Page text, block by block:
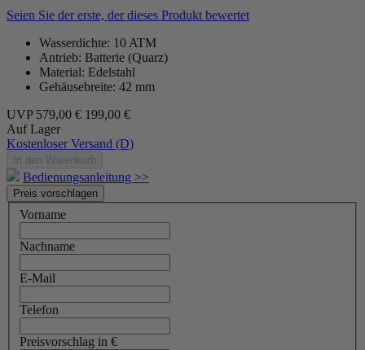
Seien Sie der erste, der dieses Produkt bewertet
Wasserdichte: 10 ATM
Antrieb: Batterie (Quarz)
Material: Edelstahl
Gehäusebreite: 42 mm
UVP 579,00 € 199,00 €
Auf Lager
Kostenloser Versand (D)
In den Warenkorb
Bedienungsanleitung >>
Preis vorschlagen
Vorname
Nachname
E-Mail
Telefon
Preisvorschlag in €